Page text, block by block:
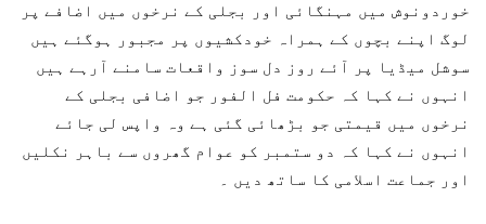
خوردونوش میں مہنگائی اور بجلی کے نرخوں میں اضافے پر
لوگ اپنے بچوں کے ہمراہ خودکشیوں پر مجبور ہوگئے ہیں
سوشل میڈیا پر آئے روز دل سوز واقعات سامنے آرہے ہیں
انہوں نے کہا کہ حکومت فل الفور جو اضافی بجلی کے
نرخوں میں قیمتی جو بڑھائی گئی ہے وہ واپس لی جائے
انہوں نے کہا کہ دو ستمبر کو عوام گھروں سے باہر نکلیں
اور جماعت اسلامی کا ساتھ دیں ۔